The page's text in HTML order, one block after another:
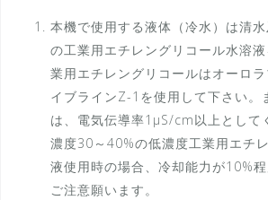
本機で使用する液体（冷水）は清
の工業用エチレングリコール水溶
業用エチレングリコールはオーロ
イブラインZ-1を使用して下さい。
は、電気伝導率1µS/cm以上として
濃度30～40%の低濃度工業用エチ
液使用時の場合、冷却能力が10%程
ご注意願います。